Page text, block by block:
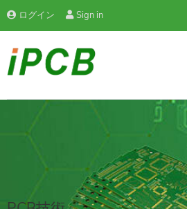
ログイン Sign in